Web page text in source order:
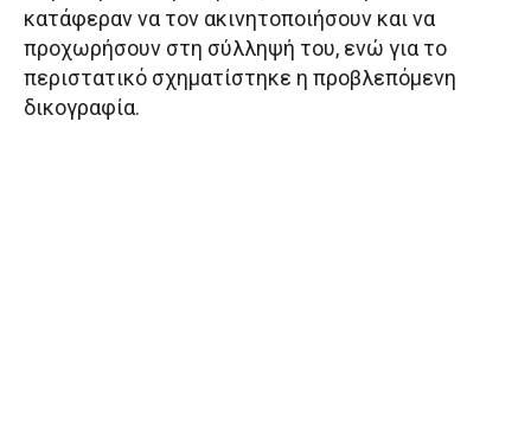
κατάφεραν να τον ακινητοποιήσουν και να
προχωρήσουν στη σύλληψή του, ενώ για το
περιστατικό σχηματίστηκε η προβλεπόμενη
δικογραφία.